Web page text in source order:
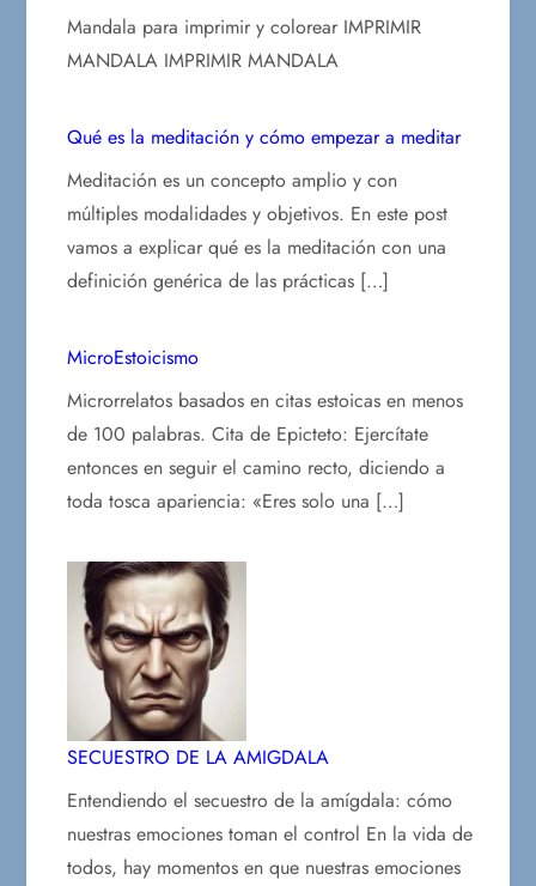
Mandala para imprimir y colorear IMPRIMIR
MANDALA IMPRIMIR MANDALA
Qué es la meditación y cómo empezar a meditar
Meditación es un concepto amplio y con
múltiples modalidades y objetivos. En este post
vamos a explicar qué es la meditación con una
definición genérica de las prácticas […]
MicroEstoicismo
Microrrelatos basados en citas estoicas en menos
de 100 palabras. Cita de Epicteto: Ejercítate
entonces en seguir el camino recto, diciendo a
toda tosca apariencia: «Eres solo una […]
SECUESTRO DE LA AMIGDALA
Entendiendo el secuestro de la amígdala: cómo
nuestras emociones toman el control En la vida de
todos, hay momentos en que nuestras emociones